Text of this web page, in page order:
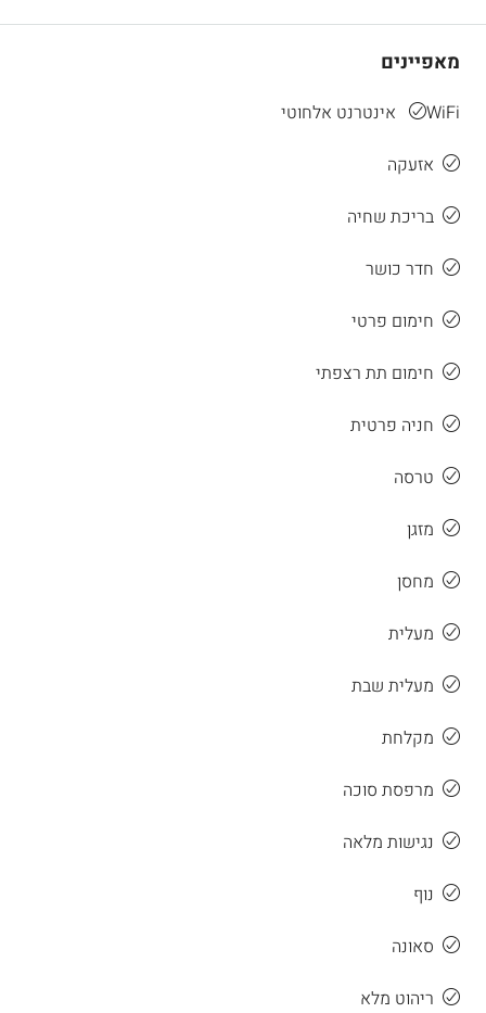
מאפיינים
WiFi אינטרנט אלחוטי
אזעקה
בריכת שחיה
חדר כושר
חימום פרטי
חימום תת רצפתי
חניה פרטית
טרסה
מזגן
מחסן
מעלית
מעלית שבת
מקלחת
מרפסת סוכה
נגישות מלאה
נוף
סאונה
ריהוט מלא